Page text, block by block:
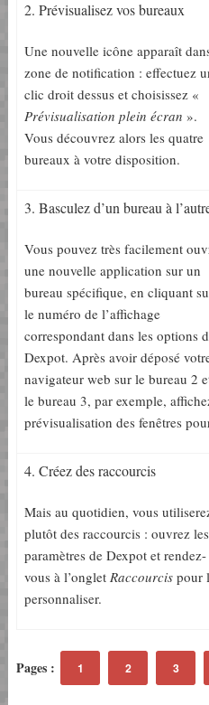
2. Prévisualisez vos bureaux
Une nouvelle icône apparaît
zone de notification : effectuez
clic droit dessus et choisissez «
Prévisualisation plein écran ».
Vous découvrez alors les quatre
bureaux à votre disposition.
3. Basculez d’un bureau à
Vous pouvez très facilement
une nouvelle application sur un
bureau spécifique, en cliquant
le numéro de l’affichage
correspondant dans les options
Dexpot. Après avoir déposé
navigateur web sur le bureau 2
le bureau 3, par exemple,
prévisualisation des fenêtres
4. Créez des raccourcis
Mais au quotidien, vous
plutôt des raccourcis : ouvrez les
paramètres de Dexpot et rendez-
vous à l’onglet Raccourcispour
personnaliser.
Pages : 1 2 3